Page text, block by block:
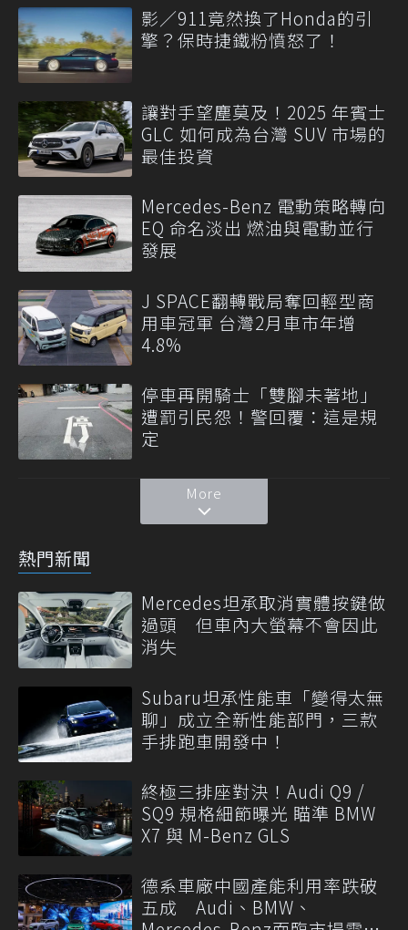
影／911竟然換了Honda的引
擎？保時捷鐵粉憤怒了！
讓對手望塵莫及！2025 年賓士
GLC 如何成為台灣 SUV 市場的
最佳投資
Mercedes-Benz 電動策略轉向
EQ 命名淡出 燃油與電動並行
發展
J SPACE翻轉戰局奪回輕型商
用車冠軍 台灣2月車市年增
4.8%
停車再開騎士「雙腳未著地」
遭罰引民怨！警回覆：這是規
定
More
熱門新聞
Mercedes坦承取消實體按鍵做
過頭 但車內大螢幕不會因此
消失
Subaru坦承性能車「變得太無
聊」成立全新性能部門，三款
手排跑車開發中！
終極三排座對決！Audi Q9 /
SQ9 規格細節曝光 瞄準 BMW
X7 與 M-Benz GLS
德系車廠中國產能利用率跌破
五成 Audi、BMW、